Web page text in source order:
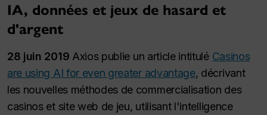
IA, données et jeux de hasard et
d'argent
28 juin 2019 Axios publie un article intitulé Casinos
are using AI for even greater advantage, décrivant
les nouvelles méthodes de commercialisation des
casinos et site web de jeu, utilisant l'intelligence